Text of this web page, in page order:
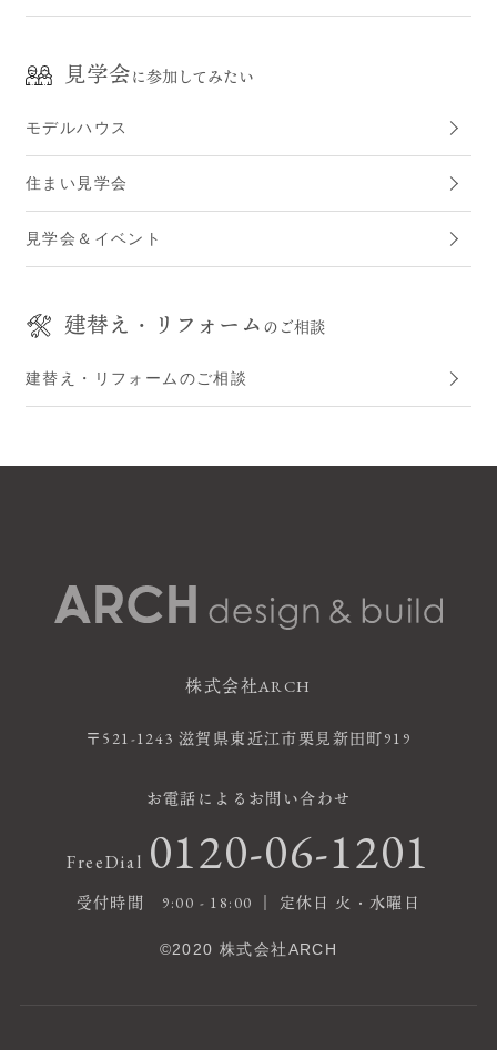
見学会に参加してみたい
モデルハウス
住まい見学会
見学会＆イベント
建替え・リフォーム のご相談
建替え・リフォームのご相談
株式会社ARCH
〒521-1243 滋賀県東近江市栗見新田町919
お電話によるお問い合わせ
FreeDial 0120-06-1201
受付時間 9:00 - 18:00 ｜ 定休日 火・水曜日
©2020 株式会社ARCH